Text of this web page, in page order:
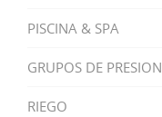
PISCINA & SPA
GRUPOS DE PRESION
RIEGO